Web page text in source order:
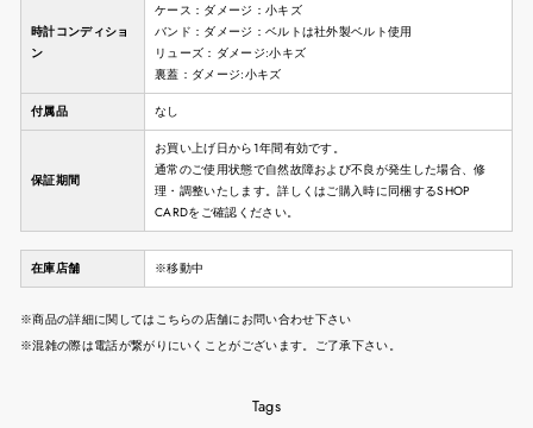
時計コンディショ
ン
ケース：ダメージ：小キズ
バンド：ダメージ：ベルトは社外製ベルト使用
リューズ：ダメージ:小キズ
裏蓋：ダメージ:小キズ
付属品 なし
保証期間
お買い上げ日から1年間有効です。
通常のご使用状態で自然故障および不良が発生した場合、修
理・調整いたします。詳しくはご購入時に同梱するSHOP
CARDをご確認ください。
在庫店舗 ※移動中
※商品の詳細に関してはこちらの店舗にお問い合わせ下さい
※混雑の際は電話が繋がりにいくことがございます。ご了承下さい。
Tags